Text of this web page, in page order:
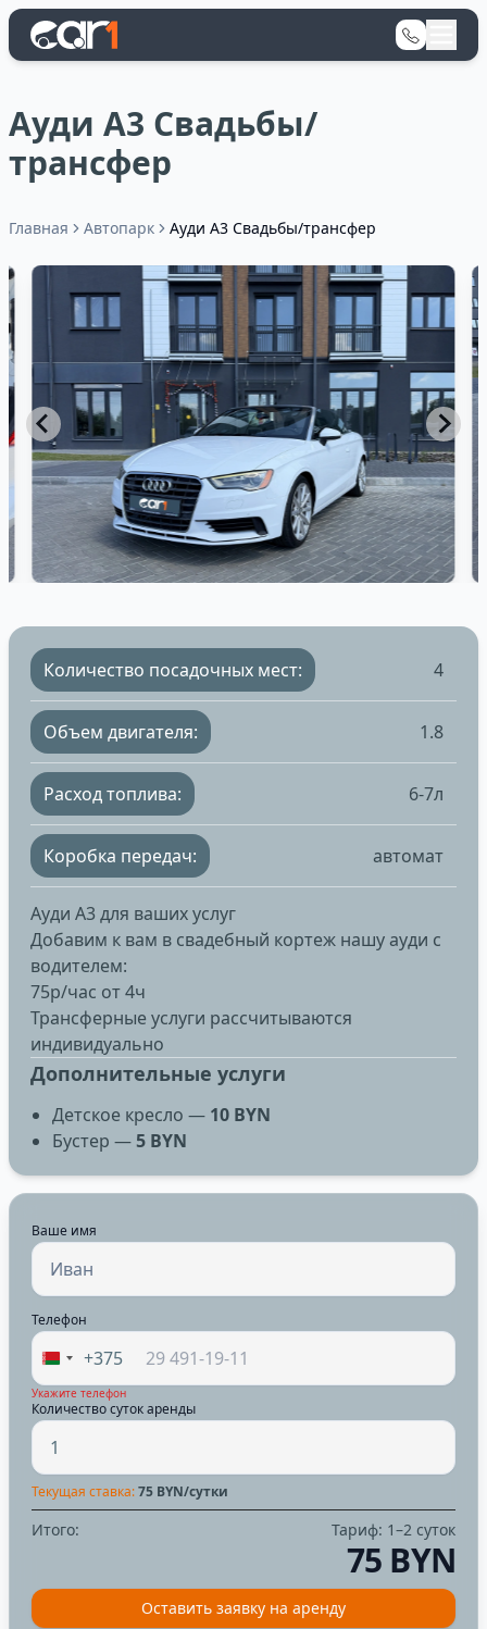
Ауди А3 Свадьбы/
трансфер
Главная Автопарк Ауди А3 Свадьбы/трансфер
Количество посадочных мест: 4
Объем двигателя: 1.8
Расход топлива: 6-7л
Коробка передач: автомат
Ауди А3 для ваших услуг
Добавим к вам в свадебный кортеж нашу ауди с
водителем:
75р/час от 4ч
Трансферные услуги рассчитываются
индивидуально
Дополнительные услуги
Детское кресло — 10 BYN
Бустер —5 BYN
Ваше имя
Телефон
+375
Укажите телефон
Количество суток аренды
Текущая ставка:75 BYN/сутки
Итого: Тариф: 1–2 суток
75 BYN
Оставить заявку на аренду